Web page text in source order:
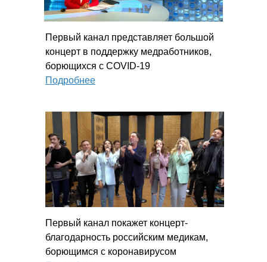
Первый канал представляет большой
концерт в поддержку медработников,
борющихся с COVID-19
Подробнее
Первый канал покажет концерт-
благодарность российским медикам,
борющимся с коронавирусом